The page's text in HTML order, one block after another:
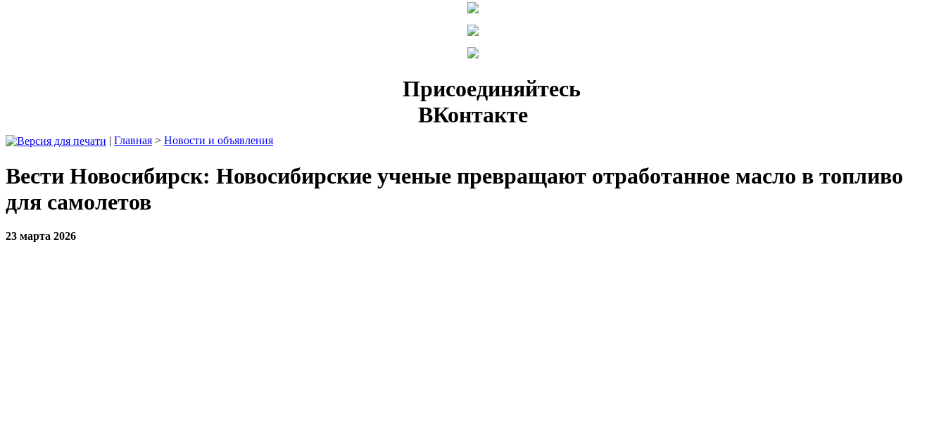
Присоединяйтесь
ВКонтакте
| Главная > Новости и объявления
Вести Новосибирск: Новосибирские ученые превращают отработанное масло в топливо
для самолетов
23 марта 2026